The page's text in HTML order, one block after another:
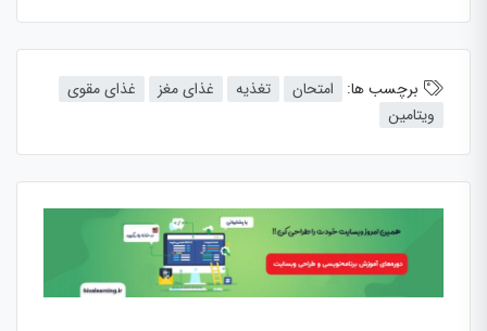
برچسب ها: امتحان تغذیه غذای مغز
غذای مقوی
ویتامین